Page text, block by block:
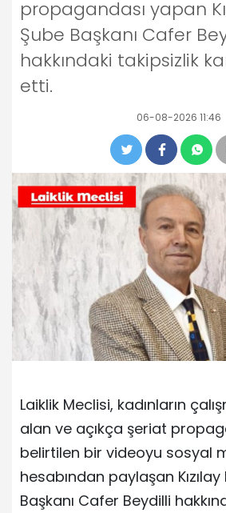
propagandası yapan
Şube Başkanı Cafer
hakkındaki takipsizlik
etti.
06-08-2026 11:46
Laiklik Meclisi, kadınların
alan ve açıkça şeriat
belirtilen bir videoyu sosyal
hesabından paylaşan
Başkanı Cafer Beydilli